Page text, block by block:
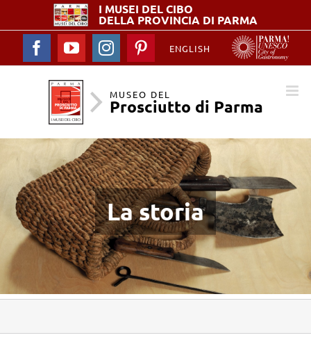
I MUSEI DELCIBO
DELLA PROVINCIA DI PARMA
ENGLISH
FacebookYouTubeInstagramPinterest
MUSEO DEL
Prosciutto di Parma
La storia